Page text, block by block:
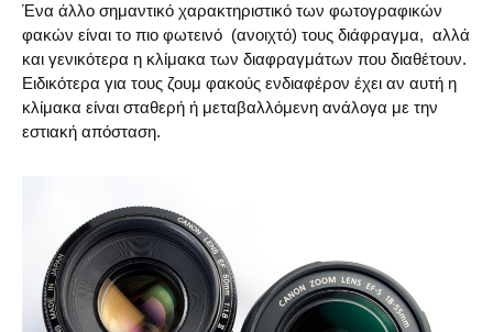
Ένα άλλο σημαντικό χαρακτηριστικό των φωτογραφικών
φακών είναι το πιο φωτεινό (ανοιχτό) τους διάφραγμα, αλλά
και γενικότερα η κλίμακα των διαφραγμάτων που διαθέτουν.
Ειδικότερα για τους ζουμ φακούς ενδιαφέρον έχει αν αυτή η
κλίμακα είναι σταθερή ή μεταβαλλόμενη ανάλογα με την
εστιακή απόσταση.